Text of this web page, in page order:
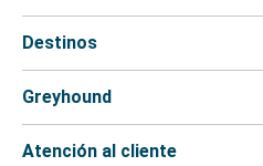
Destinos
Greyhound
Atención al cliente